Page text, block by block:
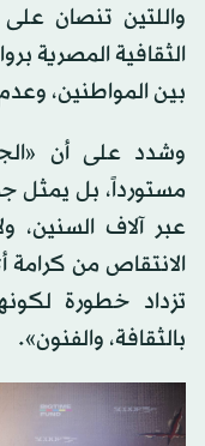
واللتين تنصان على
الثقافية المصرية
بين المواطنين،
وشدد على أن
مستورداً، بل يمثل
عبر آلاف السنين،
الانتقاص من كرامة
تزداد خطورة
بالثقافة، والفنون».